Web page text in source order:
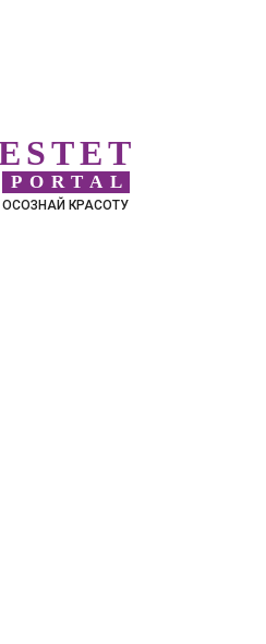
PORTAL
ОСОЗНАЙ КРАСОТУ